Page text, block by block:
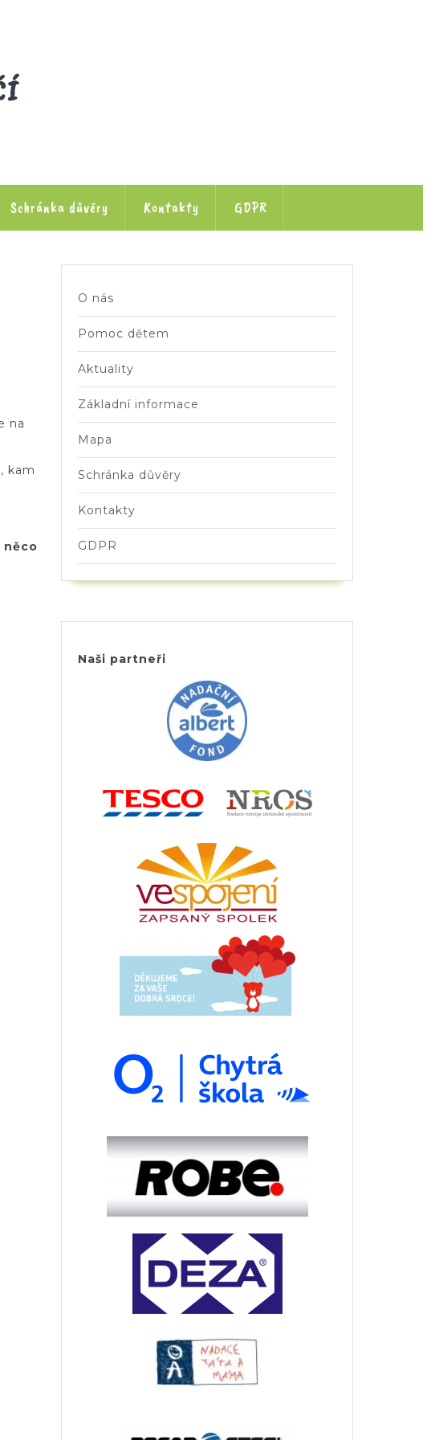
Schránka důvěry Kontakty GDPR
na
kam
něco
O nás
Pomoc dětem
Aktuality
Základní informace
Mapa
Schránka důvěry
Kontakty
GDPR
Naši partneři